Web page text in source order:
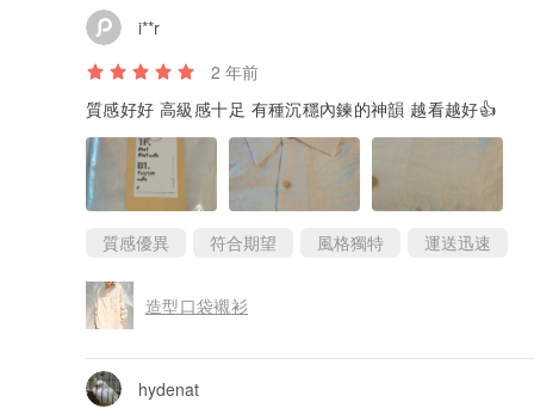
i**r
2 年前
質感好好 高級感十足 有種沉穩內鍊的神韻 越看越好👍
質感優異 符合期望 風格獨特 運送迅速
造型口袋襯衫
hydenat